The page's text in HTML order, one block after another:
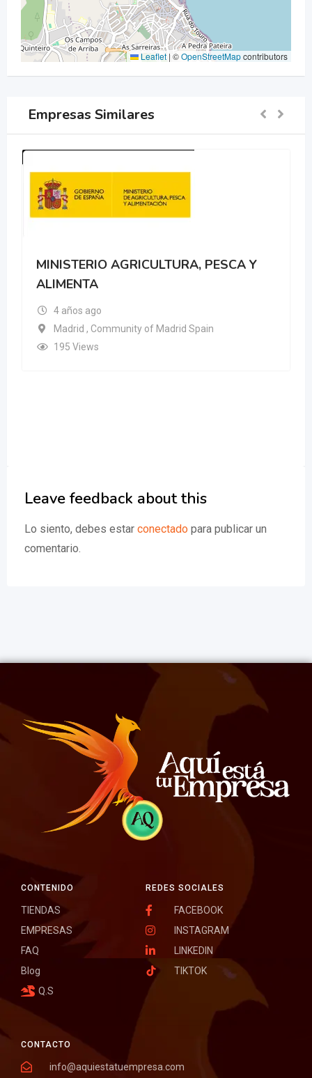
Leaflet | ©OpenStreetMapcontributors
Empresas Similares
MINISTERIO AGRICULTURA, PESCA Y
ALIMENTA
4 años ago
Madrid , Community of Madrid Spain
195 Views
Leave feedback about this
Lo siento, debes estar conectado para publicar un
comentario.
CONTACTO
info@aquiestatuempresa.com
REDES SOCIALES
FACEBOOK
INSTAGRAM
LINKEDIN
TIKTOK
CONTENIDO
TIENDAS
EMPRESAS
FAQ
Blog
Q.S